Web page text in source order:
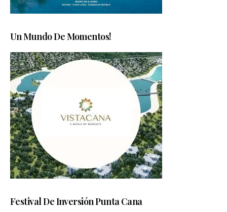
Un Mundo De Momentos!
Festival De Inversión Punta Cana